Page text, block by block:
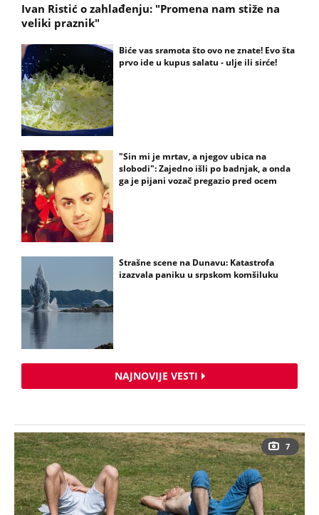
Ivan Ristić o zahlađenju: "Promena nam stiže na
veliki praznik"
Biće vas sramota što ovo ne znate! Evo šta
prvo ide u kupus salatu - ulje ili sirće!
"Sin mi je mrtav, a njegov ubica na
slobodi": Zajedno išli po badnjak, a onda
ga je pijani vozač pregazio pred ocem
Strašne scene na Dunavu: Katastrofa
izazvala paniku u srpskom komšiluku
NAJNOVIJE VESTI
7